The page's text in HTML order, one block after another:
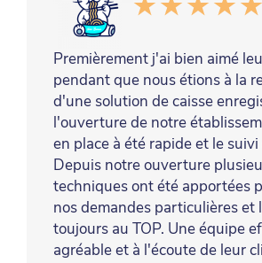
Premièrement j'ai bien aimé
pendant que nous étions à la
d'une solution de caisse
l'ouverture de notre
en place à été rapide et le
Depuis notre ouverture
techniques ont été apportées
nos demandes particulières et
toujours au TOP. Une équipe
agréable et à l'écoute de leur